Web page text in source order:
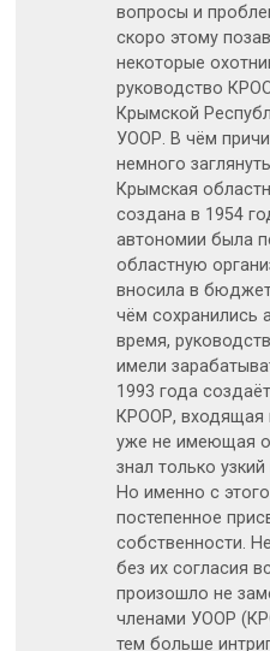
вопросы и
скоро этому
некоторые
руководство
Крымской
УООР. В чём
немного
Крымская
создана в 1954
автономии была
областную
вносила в
чём сохранились
время,
имели
1993 года
КРООР, входящая
уже не имеющая
знал только
Но именно с
постепенное
собственности.
без их согласия
произошло не
членами УООР
тем больше